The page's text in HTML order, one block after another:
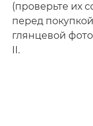
(проверьте их
перед
глянцевой
II.